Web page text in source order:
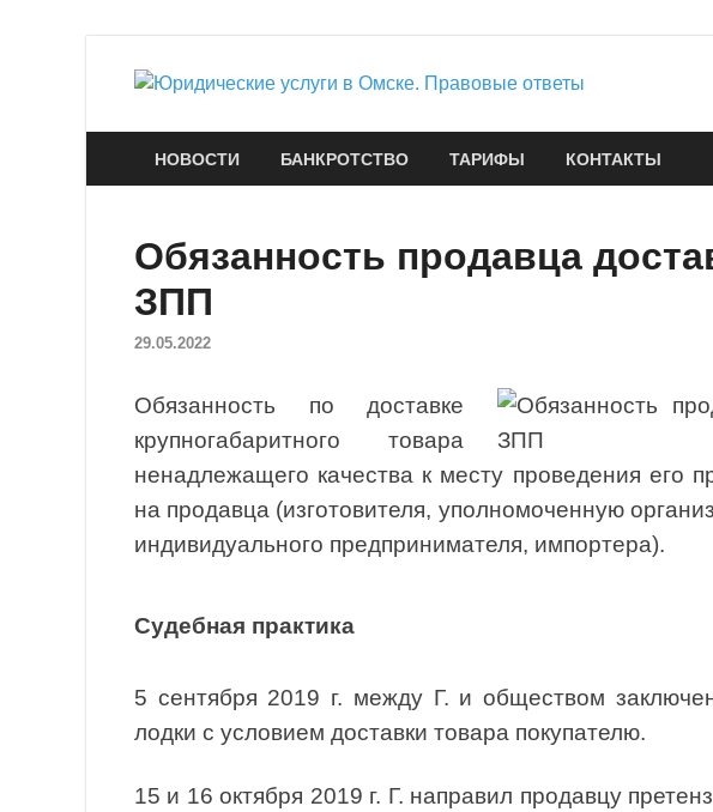
НОВОСТИ БАНКРОТСТВО ТАРИФЫ КОНТАКТЫ
Обязанность продавца
ЗПП
29.05.2022
Обязанность по доставке
крупногабаритного товара
ненадлежащего качества к месту проведения его
на продавца (изготовителя, уполномоченную
индивидуального предпринимателя, импортера).
Судебная практика
5 сентября 2019 г. между Г. и обществом
лодки с условием доставки товара покупателю.
15 и 16 октября 2019 г. Г. направил продавцу